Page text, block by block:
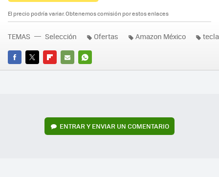
El precio podría variar. Obtenemos comisión por estos enlaces
FACEBOOK
TWITTERFLIPBOARD
E-
WHATSAPP
TEMAS Selección Ofertas Amazon México
ENTRAR Y ENVIAR UN COMENTARIO